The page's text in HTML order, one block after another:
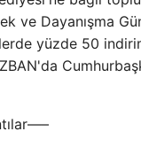
ve Dayanışma
yüzde 50